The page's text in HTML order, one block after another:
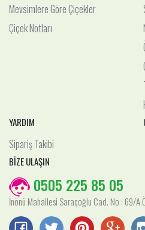
Mevsimlere Göre Çiçekler
Çiçek Notları
YARDIM
Sipariş Takibi
BİZE ULAŞIN
0505 225 85 05
İnönü Mahallesi Saraçoğlu Cad. No : 69/A